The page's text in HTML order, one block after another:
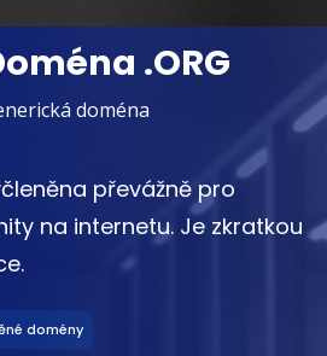
.ORG
doména
převážně pro
na internetu. Je zkratkou
domény